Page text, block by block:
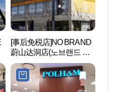
[事后免税店]NO BRAND
蔚山达洞店(노브랜드 울
산달동점)